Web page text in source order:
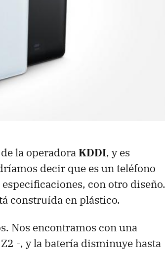
la operadoraKDDI, y es
decir que es un teléfono
especificaciones, con otro diseño.
construída en plástico.
Nos encontramos con una
-, y la batería disminuye hasta